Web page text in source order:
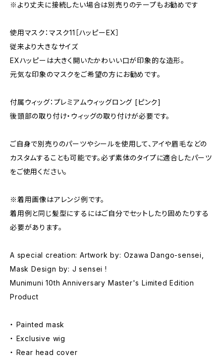
※より丈夫に接続したい場合は別売りのテープもお勧めです
使用マスク：マスク11［ハッピーEX］
従来より大きなサイズ
EXハッピーは大きく開いたかわいい口が印象的な造形。
元気な印象のマスクをご希望の方にお勧めです。
付属ウィッグ：プレミアムウィッグロング [ピンク]
後頭部の取り付け・ウィッグの取り付けが必要です。
ご自身で別売りのパーツやシールを使用して、アイや眉毛などの
カスタムすることも可能です。必ず素体のタイプに適合したパーツ
をご使用ください。
※着用画像はアレンジ例です。
着用例と同じ髪型にするにはご自分でセットしたり固めたりする
必要があります。
A special creation: Artwork by: Ozawa Dango-sensei,
Mask Design by: J sensei !
Munimuni 10th Anniversary Master's Limited Edition
Product
・ Painted mask
・ Exclusive wig
・ Rear head cover